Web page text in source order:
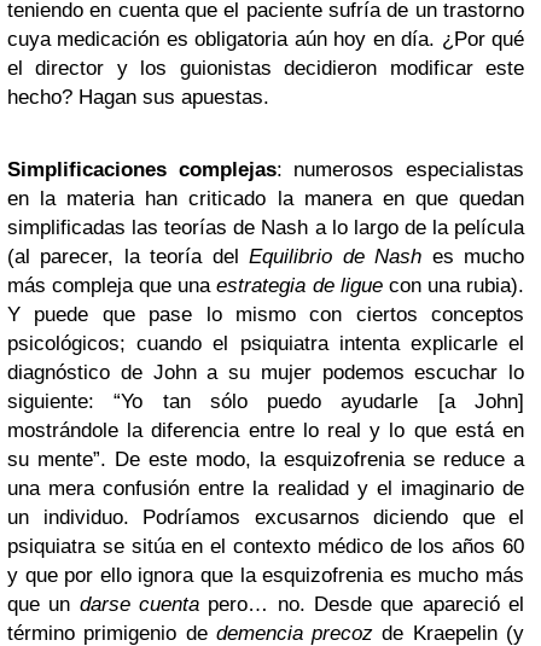
teniendo en cuenta que el paciente sufría de un trastorno
cuya medicación es obligatoria aún hoy en día. ¿Por qué
el director y los guionistas decidieron modificar este
hecho? Hagan sus apuestas.
Simplificaciones complejas: numerosos especialistas
en la materia han criticado la manera en que quedan
simplificadas las teorías de Nash a lo largo de la película
(al parecer, la teoría delEquilibrio de Nash es mucho
más compleja que unaestrategia de liguecon una rubia).
Y puede que pase lo mismo con ciertos conceptos
psicológicos; cuando el psiquiatra intenta explicarle el
diagnóstico de John a su mujer podemos escuchar lo
siguiente: “Yo tan sólo puedo ayudarle [a John]
mostrándole la diferencia entre lo real y lo que está en
su mente”. De este modo, la esquizofrenia se reduce a
una mera confusión entre la realidad y el imaginario de
un individuo. Podríamos excusarnos diciendo que el
psiquiatra se sitúa en el contexto médico de los años 60
y que por ello ignora que la esquizofrenia es mucho más
que un darse cuenta pero… no. Desde que apareció el
término primigenio de demencia precozde Kraepelin (y